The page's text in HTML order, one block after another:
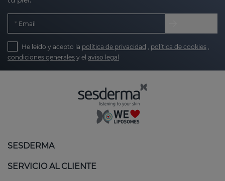
Email
He leído y acepto la política de privacidad política de cookies
condiciones generales y el aviso legal
SESDERMA
SERVICIO AL CLIENTE